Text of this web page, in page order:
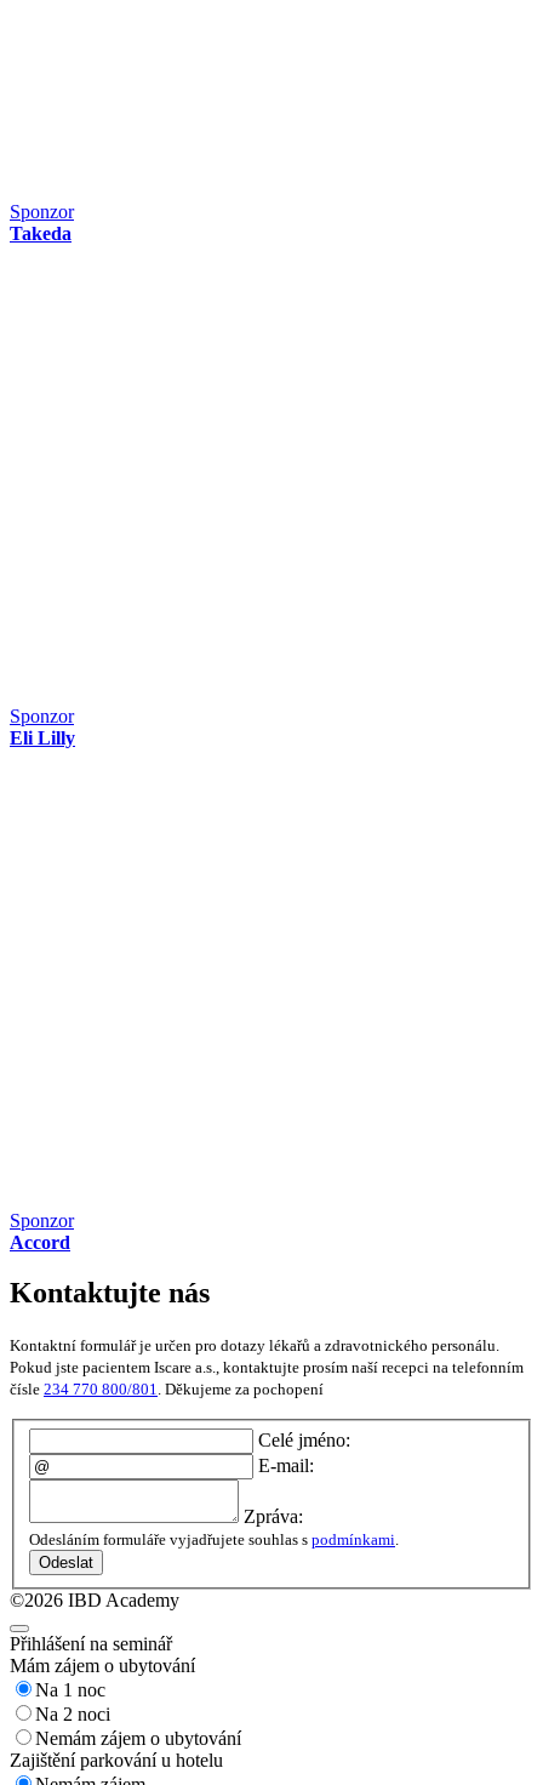
Sponzor
Takeda
Sponzor
Eli Lilly
Sponzor
Accord
Kontaktujte nás
Kontaktní formulář je určen pro dotazy lékařů a zdravotnického personálu.
Pokud jste pacientem Iscare a.s., kontaktujte prosím naší recepci na telefonním
čísle 234 770 800/801. Děkujeme za pochopení
Celé jméno:
E-mail:
Zpráva:
Odesláním formuláře vyjadřujete souhlas s podmínkami
Odeslat
©2026 IBD Academy
Přihlášení na seminář
Mám zájem o ubytování
Na 1 noc
Na 2 noci
Nemám zájem o ubytování
Zajištění parkování u hotelu